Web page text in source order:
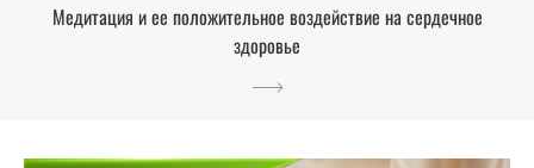
Медитация и ее положительное воздействие на сердечное
здоровье